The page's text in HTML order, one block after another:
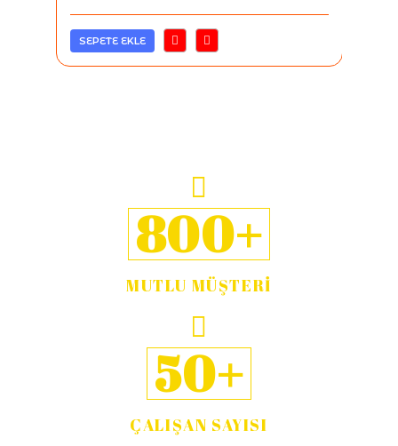
SEPETE EKLE
800+
MUTLU MÜŞTERİ
50+
ÇALIŞAN SAYISI